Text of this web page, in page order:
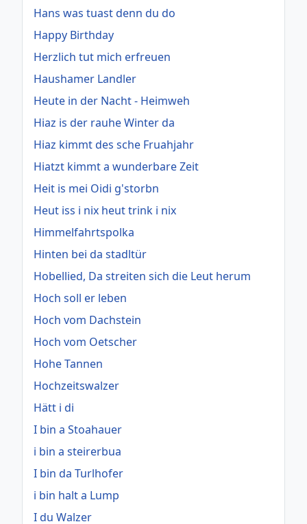
Hans was tuast denn du do
Happy Birthday
Herzlich tut mich erfreuen
Haushamer Landler
Heute in der Nacht - Heimweh
Hiaz is der rauhe Winter da
Hiaz kimmt des sche Fruahjahr
Hiatzt kimmt a wunderbare Zeit
Heit is mei Oidi g'storbn
Heut iss i nix heut trink i nix
Himmelfahrtspolka
Hinten bei da stadltür
Hobellied, Da streiten sich die Leut herum
Hoch soll er leben
Hoch vom Dachstein
Hoch vom Oetscher
Hohe Tannen
Hochzeitswalzer
Hätt i di
I bin a Stoahauer
i bin a steirerbua
I bin da Turlhofer
i bin halt a Lump
I du Walzer